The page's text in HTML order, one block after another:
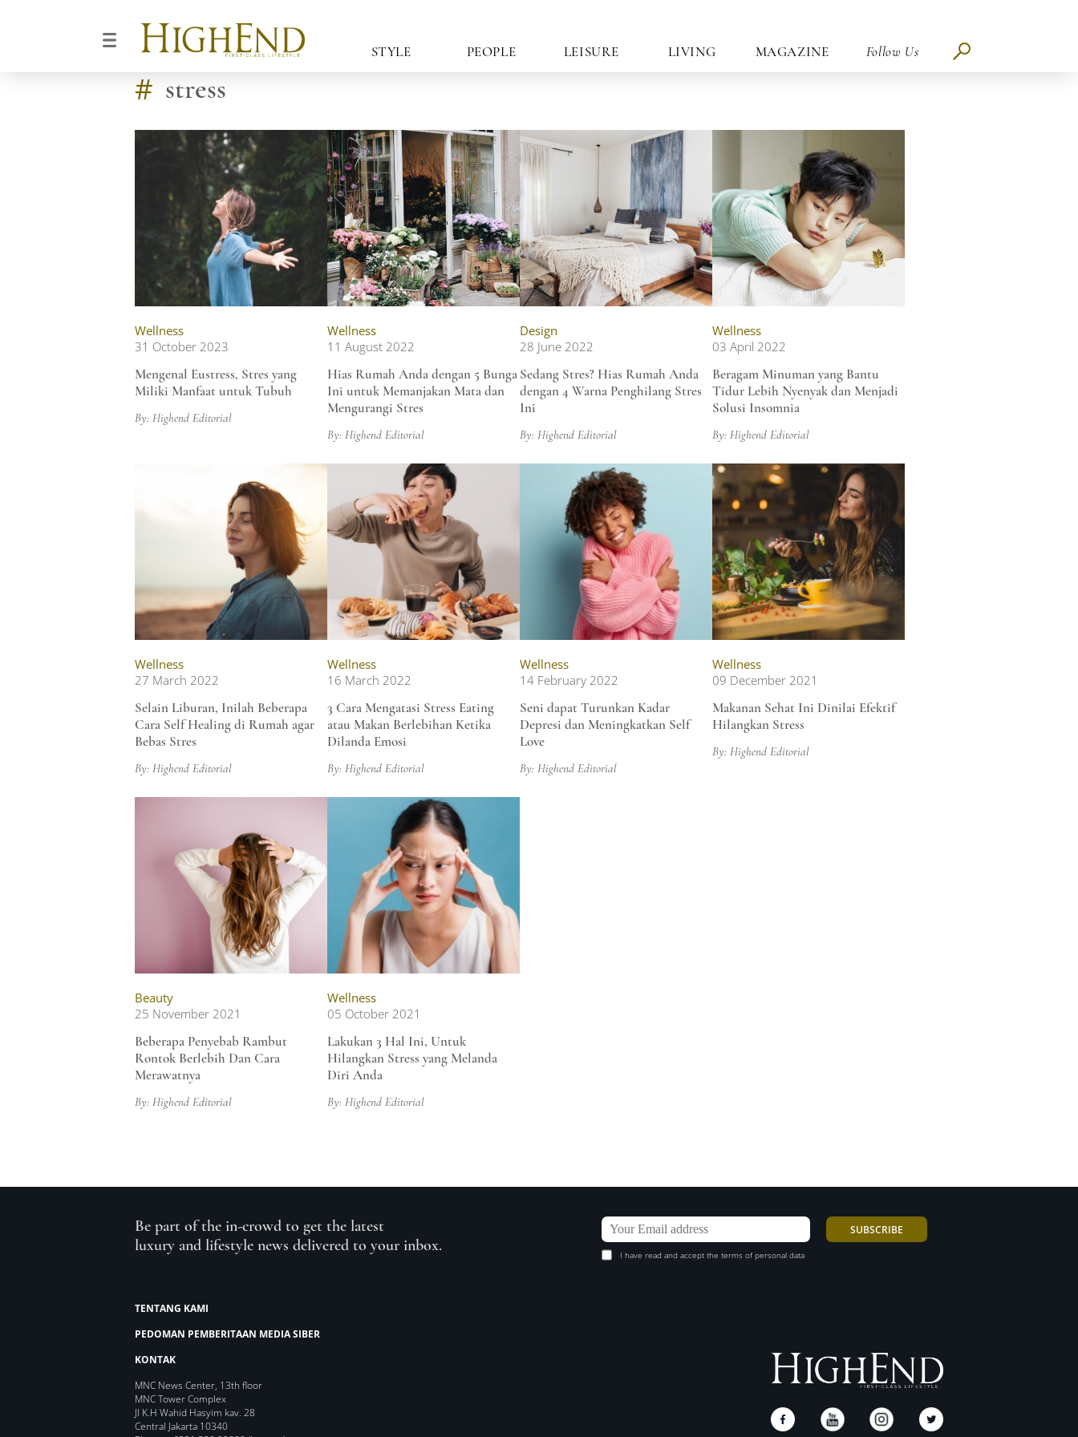
STYLE PEOPLE LEISURE LIVING MAGAZINE Follow Us
# stress
Wellness
31 October 2023
Mengenal Eustress, Stres yang
Miliki Manfaat untuk Tubuh
By: Highend Editorial
Wellness
11 August 2022
Hias Rumah Anda dengan 5 Bunga
Ini untuk Memanjakan Mata dan
Mengurangi Stres
By: Highend Editorial
Design
28 June 2022
Sedang Stres? Hias Rumah Anda
dengan 4 Warna Penghilang Stres
Ini
By: Highend Editorial
Wellness
03 April 2022
Beragam Minuman yang Bantu
Tidur Lebih Nyenyak dan Menjadi
Solusi Insomnia
By: Highend Editorial
Wellness
27 March 2022
Selain Liburan, Inilah Beberapa
Cara Self Healing di Rumah agar
Bebas Stres
By: Highend Editorial
Wellness
16 March 2022
3 Cara Mengatasi Stress Eating
atau Makan Berlebihan Ketika
Dilanda Emosi
By: Highend Editorial
Wellness
14 February 2022
Seni dapat Turunkan Kadar
Depresi dan Meningkatkan Self
Love
By: Highend Editorial
Wellness
09 December 2021
Makanan Sehat Ini Dinilai Efektif
Hilangkan Stress
By: Highend Editorial
Beauty
25 November 2021
Beberapa Penyebab Rambut
Rontok Berlebih Dan Cara
Merawatnya
By: Highend Editorial
Wellness
05 October 2021
Lakukan 3 Hal Ini, Untuk
Hilangkan Stress yang Melanda
Diri Anda
By: Highend Editorial
Be part of the in-crowd to get the latest
luxury and lifestyle news delivered to your inbox.
I have read and accept the terms of personal data
TENTANG KAMI
PEDOMAN PEMBERITAAN MEDIA SIBER
KONTAK
MNC News Center, 13th floor
MNC Tower Complex
Jl K.H Wahid Hasyim kav. 28
Central Jakarta 10340